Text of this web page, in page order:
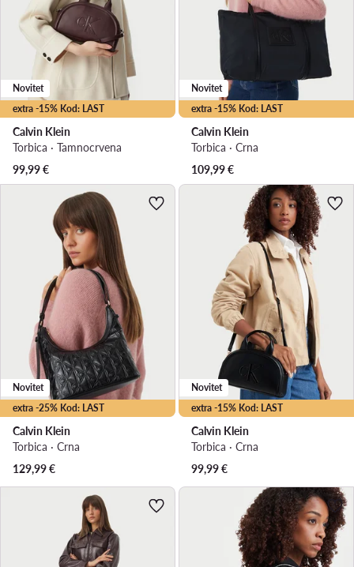
extra -15% Kod: LAST
Novitet
Calvin Klein
Torbica · Tamnocrvena
99,99€
extra -15% Kod: LAST
Novitet
Calvin Klein
Torbica · Crna
109,99€
extra -25% Kod: LAST
Novitet
Calvin Klein
Torbica · Crna
129,99€
extra -15% Kod: LAST
Novitet
Calvin Klein
Torbica · Crna
99,99€